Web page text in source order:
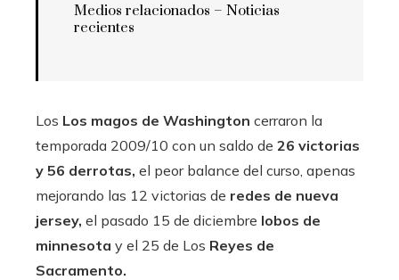
Medios relacionados – Noticias
recientes
Los Los magos de Washington cerraron la
temporada 2009/10 con un saldo de 26 victorias
y 56 derrotas, el peor balance del curso, apenas
mejorando las 12 victorias de redes de nueva
jersey, el pasado 15 de diciembre lobos de
minnesota y el 25 de Los Reyes de
Sacramento.